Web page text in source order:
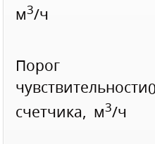
м3/ч
Порог
чувствительности
счетчика, м3/ч